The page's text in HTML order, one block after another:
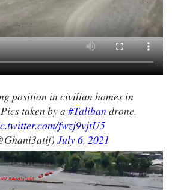
position in civilian homes in
taken by a #Taliban drone.
fwzj9vjtU5
July 6, 2021